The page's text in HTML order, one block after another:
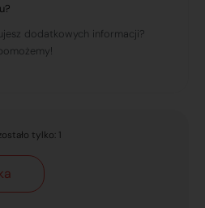
dodatkowych informacji?
tylko: 1